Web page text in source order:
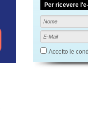
Per ricevere
Accetto le